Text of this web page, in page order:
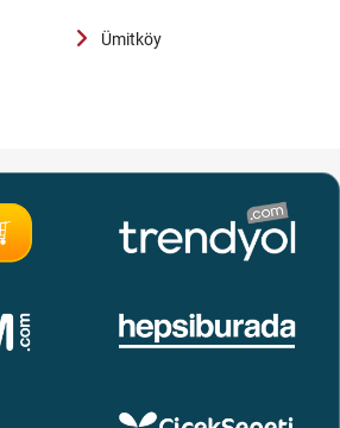
Ümitköy